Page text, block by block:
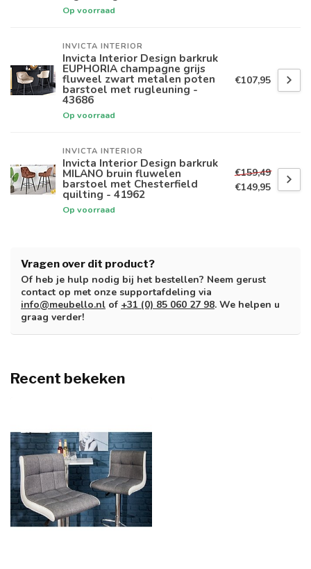
Op voorraad
INVICTA INTERIOR
Invicta Interior Design barkruk
EUPHORIA champagne grijs
fluweel zwart metalen poten
barstoel met rugleuning -
43686
Op voorraad
€107,95
INVICTA INTERIOR
Invicta Interior Design barkruk
MILANO bruin fluwelen
barstoel met Chesterfield
quilting - 41962
Op voorraad
€159,49
€149,95
Vragen over dit product?
Of heb je hulp nodig bij het bestellen? Neem gerust
contact op met onze supportafdeling via
info@meubello.nl of +31 (0) 85 060 27 98. We helpen u
graag verder!
Recent bekeken